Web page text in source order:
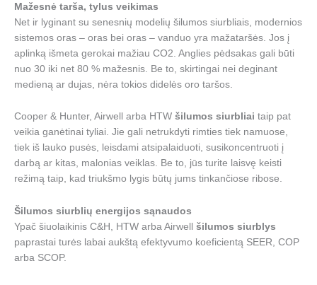
Mažesnė tarša, tylus veikimas
Net ir lyginant su senesnių modelių šilumos siurbliais, modernios
sistemos oras – oras bei oras – vanduo yra mažataršės. Jos į
aplinką išmeta gerokai mažiau CO2. Anglies pėdsakas gali būti
nuo 30 iki net 80 % mažesnis. Be to, skirtingai nei deginant
medieną ar dujas, nėra tokios didelės oro taršos.
Cooper & Hunter, Airwell arba HTW šilumos siurbliai taip pat
veikia ganėtinai tyliai. Jie gali netrukdyti rimties tiek namuose,
tiek iš lauko pusės, leisdami atsipalaiduoti, susikoncentruoti į
darbą ar kitas, malonias veiklas. Be to, jūs turite laisvę keisti
režimą taip, kad triukšmo lygis būtų jums tinkančiose ribose.
Šilumos siurblių energijos sąnaudos
Ypač šiuolaikinis C&H, HTW arba Airwell šilumos siurblys
paprastai turės labai aukštą efektyvumo koeficientą SEER, COP
arba SCOP.